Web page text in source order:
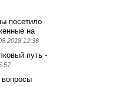
посетило
на
12:36
путь -